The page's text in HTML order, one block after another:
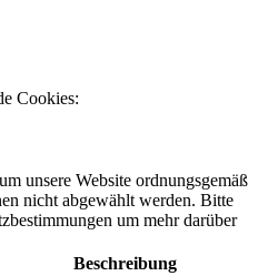
Cookies:
unsere Website ordnungsgemäß
nicht abgewählt werden. Bitte
um mehr darüber
Beschreibung